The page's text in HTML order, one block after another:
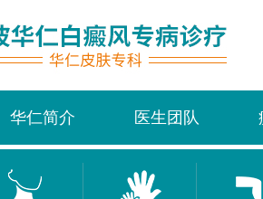
华仁简介 医生团队